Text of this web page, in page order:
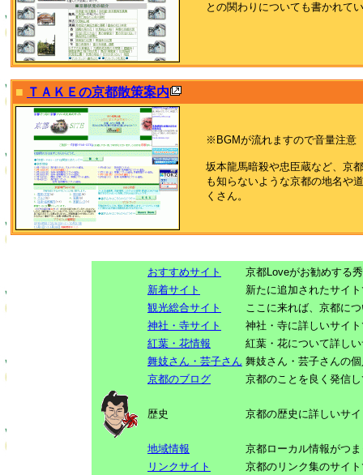
との関わりについても書かれて
■ ＴＡＫＥの京都散策案内
※BGMが流れますので音量注意
坂本龍馬暗殺や忠臣蔵など、京
も知らないような京都の地名や
くさん。
おすすめサイト
京都Loveがお勧めする
新着サイト
新たに追加されたサイ
観光総合サイト
ここに来れば、京都に
神社・寺サイト
神社・寺に詳しいサイ
紅葉・花情報
紅葉・花について詳し
舞妓さん・芸子さん 舞妓さん・芸子さんの
京都のブログ
京都のことを良く発信
歴史 京都の歴史に詳しいサ
地域情報
京都ローカル情報がつ
リンクサイト
京都のリンク集のサイ